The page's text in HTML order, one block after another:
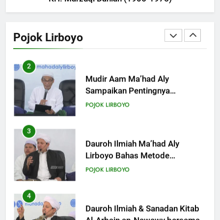
KHUTBAH
18
KHUTBAH
19
KHUTBAH
20
KHUTBAH
Pojok Lirboyo
Mudir Aam Ma’had Aly
Sampaikan Pentingnya
Mempelajari Ilmu Hadis Dalam
3
Dauroh Ilmiah Ma’had Aly
Lirboyo Bahas Metode
Ahlusunnah dalam
POJOK LIRBOYO
4
Dauroh Ilmiah & Sanadan Kitab
Al-Arbain an-Nawawy bersama
As-Syaikh Dr. Yasir Al-Adny
POJOK LIRBOYO
5
Semalam Bersama Kematian: